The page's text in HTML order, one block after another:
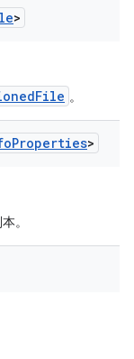
>
。
Properties>
。